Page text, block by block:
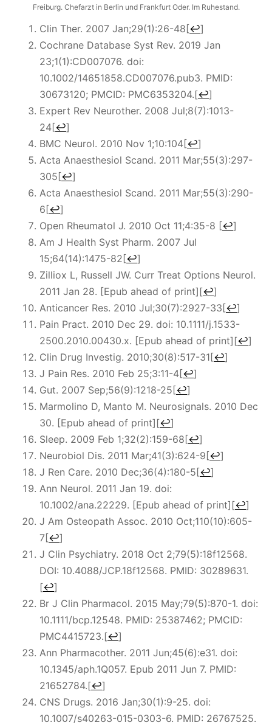
Freiburg. Chefarzt in Berlin und Frankfurt Oder. Im Ruhestand.
Clin Ther. 2007 Jan;29(1):26-48[↩]
Cochrane Database Syst Rev. 2019 Jan
23;1(1):CD007076. doi:
10.1002/14651858.CD007076.pub3. PMID:
30673120; PMCID: PMC6353204.[↩]
Expert Rev Neurother. 2008 Jul;8(7):1013-
24[↩]
BMC Neurol. 2010 Nov 1;10:104[↩]
Acta Anaesthesiol Scand. 2011 Mar;55(3):297-
305[↩]
Acta Anaesthesiol Scand. 2011 Mar;55(3):290-
6[↩]
Open Rheumatol J. 2010 Oct 11;4:35-8 [↩]
Am J Health Syst Pharm. 2007 Jul
15;64(14):1475-82[↩]
Zilliox L, Russell JW. Curr Treat Options Neurol.
2011 Jan 28. [Epub ahead of print] [↩]
Anticancer Res. 2010 Jul;30(7):2927-33[↩]
Pain Pract. 2010 Dec 29. doi: 10.1111/j.1533-
2500.2010.00430.x. [Epub ahead of print] [↩]
Clin Drug Investig. 2010;30(8):517-31[↩]
J Pain Res. 2010 Feb 25;3:11-4[↩]
Gut. 2007 Sep;56(9):1218-25[↩]
Marmolino D, Manto M. Neurosignals. 2010 Dec
30. [Epub ahead of print] [↩]
Sleep. 2009 Feb 1;32(2):159-68[↩]
Neurobiol Dis. 2011 Mar;41(3):624-9[↩]
J Ren Care. 2010 Dec;36(4):180-5[↩]
Ann Neurol. 2011 Jan 19. doi:
10.1002/ana.22229. [Epub ahead of print] [↩]
J Am Osteopath Assoc. 2010 Oct;110(10):605-
7[↩]
J Clin Psychiatry. 2018 Oct 2;79(5):18f12568.
DOI: 10.4088/JCP.18f12568. PMID: 30289631.
[↩]
Br J Clin Pharmacol. 2015 May;79(5):870-1. doi:
10.1111/bcp.12548. PMID: 25387462; PMCID:
PMC4415723.[↩]
Ann Pharmacother. 2011 Jun;45(6):e31. doi:
10.1345/aph.1Q057. Epub 2011 Jun 7. PMID:
21652784.[↩]
CNS Drugs. 2016 Jan;30(1):9-25. doi:
10.1007/s40263-015-0303-6. PMID: 26767525.